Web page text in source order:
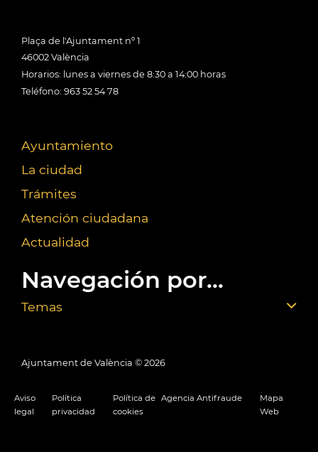
Plaça de l'Ajuntament nº 1
46002 València
Horarios: lunes a viernes de 8:30 a 14:00 horas
Teléfono: 963 52 54 78
Ayuntamiento
La ciudad
Trámites
Atención ciudadana
Actualidad
Navegación por...
Temas
Ajuntament de València © 2026
Aviso
legal
Política
privacidad
Política de
cookies
Agencia Antifraude
Mapa
Web